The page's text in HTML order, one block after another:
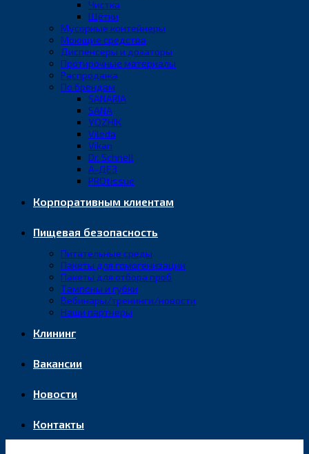
Чистка
Щётки
Мусорные контейнеры
Моющие средства
Диспенсеры и дозаторы
Протирочные материалы
Распродажа
По брендам
SANARIA
SANA
YOZHIK
Vileda
Vikan
Dr. Schnell
А-ДЕЗ
PROtissue
Корпоративным клиентам
Пищевая безопасность
Питательные среды
Пакеты для гомогенизации
Пакеты для отбора проб
Тампоны и губки
Вебинары/тренинги/новости
Наши партнеры
Клининг
Вакансии
Новости
Контакты